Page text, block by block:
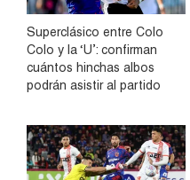
Superclásico entre Colo
Colo y la ‘U’: confirman
cuántos hinchas albos
podrán asistir al partido